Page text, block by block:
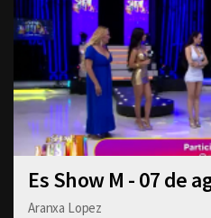
Es Show M - 07 de
Aranxa Lopez